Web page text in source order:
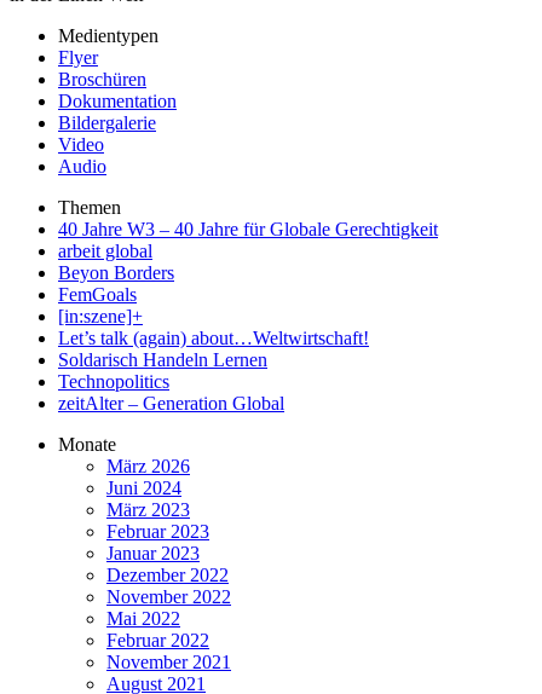
Medientypen
Flyer
Broschüren
Dokumentation
Bildergalerie
Video
Audio
Themen
40 Jahre W3 – 40 Jahre für Globale Gerechtigkeit
arbeit global
Beyon Borders
FemGoals
[in:szene]+
Let’s talk (again) about…Weltwirtschaft!
Soldarisch Handeln Lernen
Technopolitics
zeitAlter – Generation Global
Monate
März 2026
Juni 2024
März 2023
Februar 2023
Januar 2023
Dezember 2022
November 2022
Mai 2022
Februar 2022
November 2021
August 2021